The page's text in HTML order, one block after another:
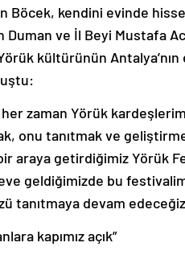
Böcek, kendini evinde
Duman ve İl Beyi Mustafa
Yörük kültürünün
zaman Yörük
onu tanıtmak ve
araya getirdiğimiz Yörük
geldiğimizde bu
tanıtmaya devam
kapımız açık”